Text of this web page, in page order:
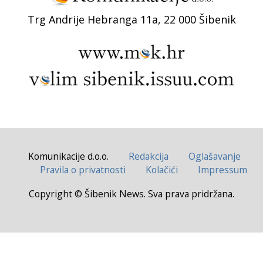
Trg Andrije Hebranga 11a, 22 000 Šibenik
Komunikacije d.o.o. Redakcija
Oglašavanje
Pravila o privatnosti
Kolačići
Impressum
Copyright © Šibenik News. Sva prava pridržana.